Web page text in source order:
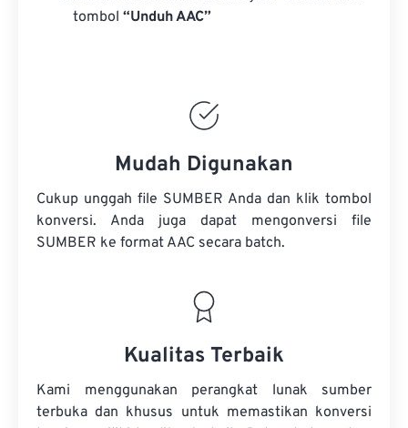
tombol “Unduh AAC”
Mudah Digunakan
Cukup unggah file SUMBER Anda dan klik tombol
konversi. Anda juga dapat mengonversi file
SUMBER ke format AAC secara batch.
Kualitas Terbaik
Kami menggunakan perangkat lunak sumber
terbuka dan khusus untuk memastikan konversi